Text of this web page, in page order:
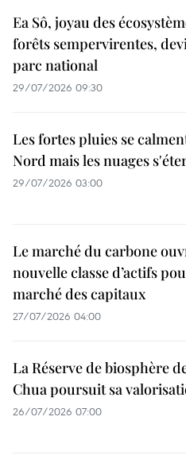
Ea Sô, joyau des
forêts sempervirentes,
parc national
29/07/2026 09:30
Les fortes pluies se
Nord mais les nuages
29/07/2026 03:00
Le marché du carbone
nouvelle classe d’actifs
marché des capitaux
27/07/2026 04:00
La Réserve de biosphère
Chua poursuit sa
26/07/2026 07:00